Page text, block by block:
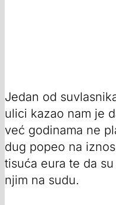
Jedan od
ulici kazao nam je
već godinama ne
dug popeo na
tisuća eura te da
njim na sudu.